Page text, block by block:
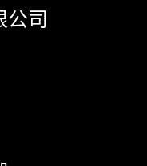
公司